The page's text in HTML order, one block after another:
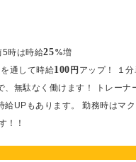
5時は時給25%増
通して時給100円 アップ！ １
、無駄なく働けます！ トレーナ
給UPもあります。 勤務時はマ
！！